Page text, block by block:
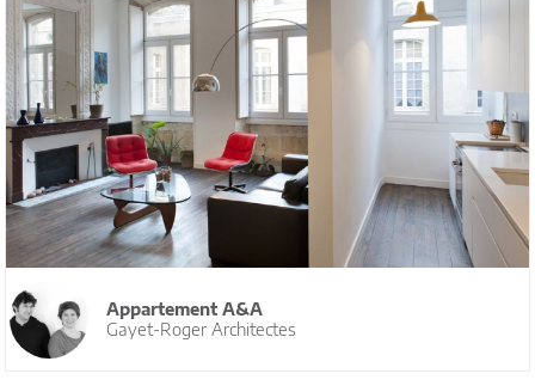
Appartement A&A
Gayet-Roger Architectes